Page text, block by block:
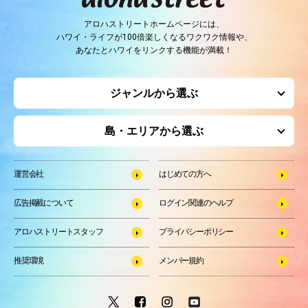
アロハストリートホームページには、
ハワイ・ライフが100倍楽しくなるワクワク情報や、
あなたとハワイをリンクする機能が満載！
ジャンルから選ぶ
島・エリアから選ぶ
運営会社 はじめての方へ
広告掲載について ログイン関連のヘルプ
アロハストリートスタッフ プライバシーポリシー
推奨環境 メンバー規約